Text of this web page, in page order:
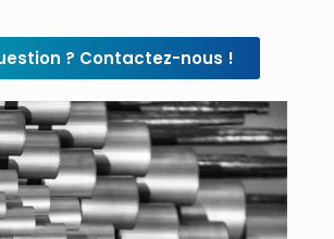
? Contactez-nous !